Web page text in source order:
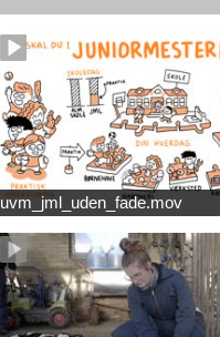
uvm_jml_uden_fade.mov